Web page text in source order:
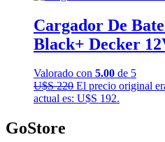
Cargador De
Black+ Decker
Valorado con 5.00 de 5
U$S220 El precio original
actual es: U$S 192.
GoStore